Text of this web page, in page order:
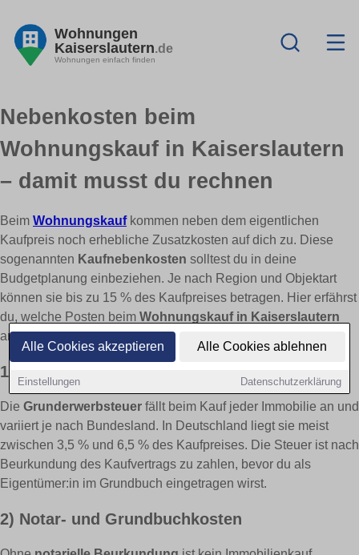
Alle Cookies akzeptieren Alle Cookies ablehnen
Einstellungen Datenschutzerklärung
Wohnungen
Kaiserslautern.de
Wohnungen einfach finden
Nebenkosten beim
Wohnungskauf in Kaiserslautern
– damit musst du rechnen
Beim Wohnungskaufkommen neben dem eigentlichen
Kaufpreis noch erhebliche Zusatzkosten auf dich zu. Diese
sogenannten Kaufnebenkosten solltest du in deine
Budgetplanung einbeziehen. Je nach Region und Objektart
können sie bis zu 15 % des Kaufpreises betragen. Hier erfährst
du, welche Posten beim Wohnungskauf in Kaiserslautern
anfallen – und wo du sparen kannst.
1) Grunderwerbsteuer
Die Grunderwerbsteuer fällt beim Kauf jeder Immobilie an und
variiert je nach Bundesland. In Deutschland liegt sie meist
zwischen 3,5 % und 6,5 % des Kaufpreises. Die Steuer ist nach
Beurkundung des Kaufvertrags zu zahlen, bevor du als
Eigentümer:in im Grundbuch eingetragen wirst.
2) Notar- und Grundbuchkosten